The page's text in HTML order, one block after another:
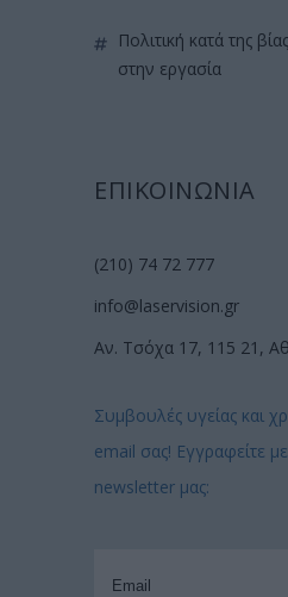
πολιτική κατά της βίας & παρενόχλησης
στην εργασία
ΕΠΙΚΟΙΝΩΝΙΑ
(210) 74 72 777
info@laservision.gr
Αν. Τσόχα 17, 115 21,
Συμβουλές υγείας και
email σας! Εγγραφείτε
newsletter μας: